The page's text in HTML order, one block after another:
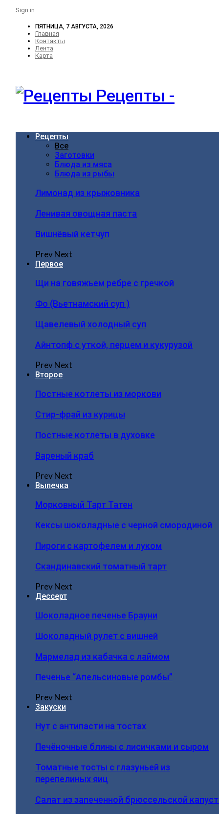
Sign in
ПЯТНИЦА, 7 АВГУСТА, 2026
Главная
Контакты
Лента
Карта
Рецепты -
Рецепты
Все
Заготовки
Блюда из мяса
Блюда из рыбы
Лимонад из крыжовника
Ленивая овощная паста
Вишнёвый кетчуп
PrevNext
Первое
Щи на говяжьем ребре с гречкой
Фо (Вьетнамский суп )
Щавелевый холодный суп
Айнтопф с уткой, перцем и кукурузой
PrevNext
Второе
Постные котлеты из моркови
Стир-фрай из курицы
Постные котлеты в духовке
Вареный краб
PrevNext
Выпечка
Морковный Тарт Татен
Кексы шоколадные с черной смородиной
Пироги c картофелем и луком
Скандинавский томатный тарт
PrevNext
Дессерт
Шоколадное печенье Брауни
Шоколадный рулет с вишней
Мармелад из кабачка с лаймом
Печенье “Апельсиновые ромбы”
PrevNext
Закуски
Нут с антипасти на тостах
Печёночные блины с лисичками и сыром
Томатные тосты с глазуньей из
перепелиных яиц
Салат из запеченной брюссельской